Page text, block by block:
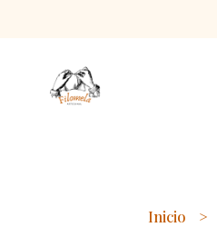
Inicio